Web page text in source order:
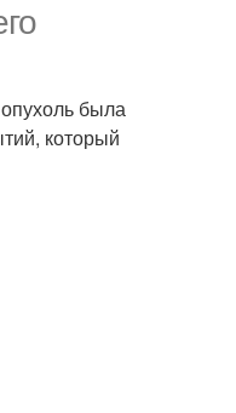
была
который